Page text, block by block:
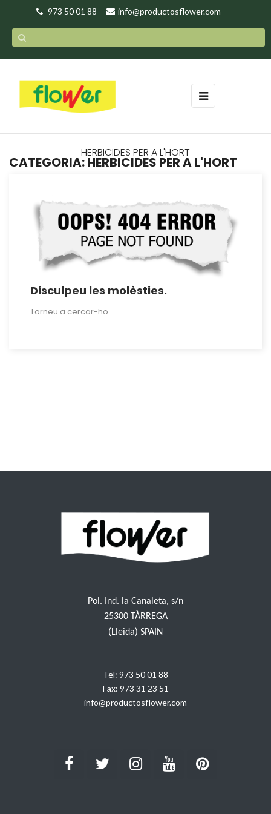
973 50 01 88 info@productosflower.com
Toggle
navigation
☰
HERBICIDES PER A L'HORT
CATEGORIA: HERBICIDES PER A L'HORT
Disculpeu les molèsties.
Torneu a cercar-ho
Pol. Ind. la Canaleta, s/n
25300 TÀRREGA
(Lleida) SPAIN
Tel: 973 50 01 88
Fax: 973 31 23 51
info@productosflower.com